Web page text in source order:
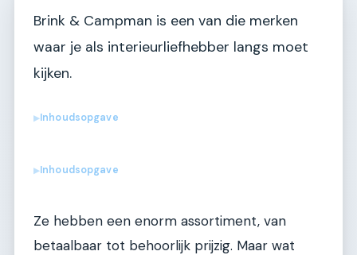
Brink & Campman is een van die merken
waar je als interieurliefhebber langs moet
kijken.
▶Inhoudsopgave
▶Inhoudsopgave
Ze hebben een enorm assortiment, van
betaalbaar tot behoorlijk prijzig. Maar wat